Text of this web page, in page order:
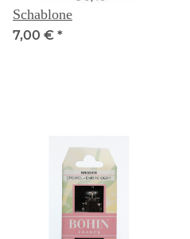
Schablone
7,00 € *